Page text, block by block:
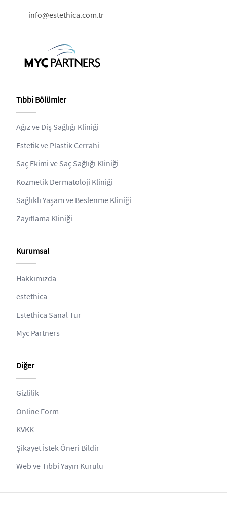
info@estethica.com.tr
Tıbbi Bölümler
Ağız ve Diş Sağlığı Kliniği
Estetik ve Plastik Cerrahi
Saç Ekimi ve Saç Sağlığı Kliniği
Kozmetik Dermatoloji Kliniği
Sağlıklı Yaşam ve Beslenme Kliniği
Zayıflama Kliniği
Kurumsal
Hakkımızda
estethica
Estethica Sanal Tur
Myc Partners
Diğer
Gizlilik
Online Form
KVKK
Şikayet İstek Öneri Bildir
Web ve Tıbbi Yayın Kurulu